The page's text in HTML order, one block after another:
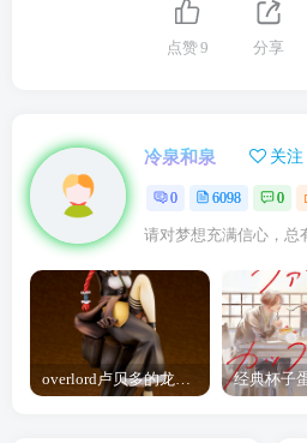
点赞9 分享
冷泉和泉 关注
0 6098 0
overlord卢贝多的龙王谁厉害 「Overlord」露普斯蕾琪娜·贝塔手办开订